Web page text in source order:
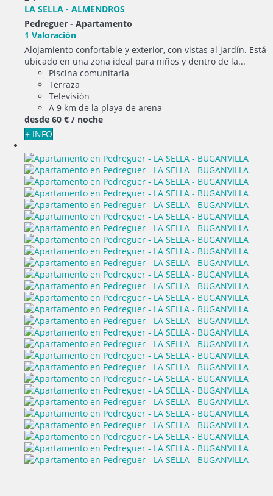
LA SELLA - ALMENDROS
Pedreguer - Apartamento
1 Valoración
Alojamiento confortable y exterior, con vistas al jardín. Está
ubicado en una zona ideal para niños y dentro de la...
Piscina comunitaria
Terraza
Televisión
A 9 km de la playa de arena
desde 60 € / noche
+ INFO